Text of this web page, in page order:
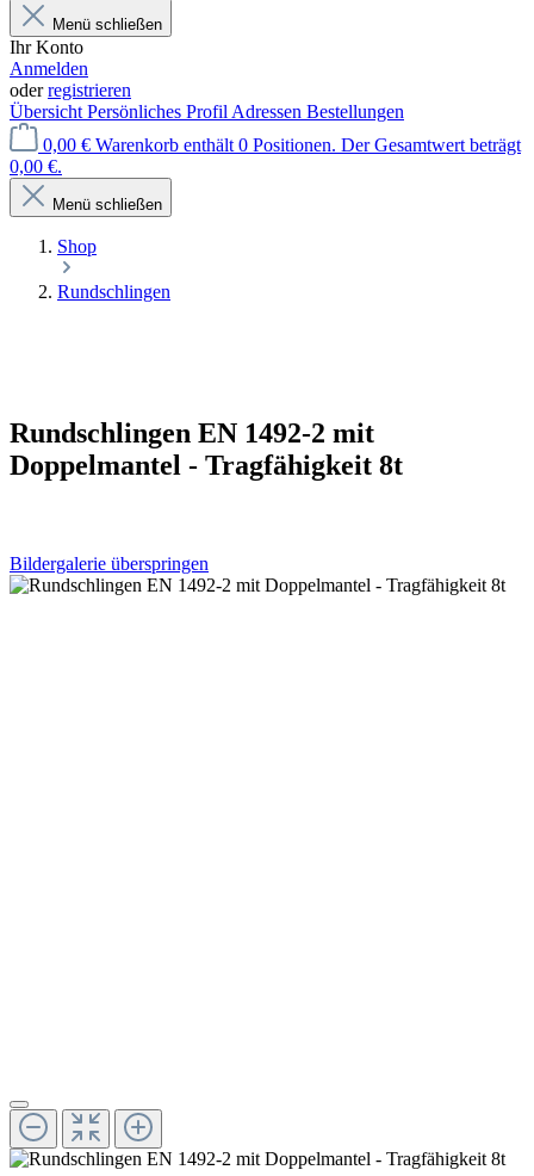
Menü schließen
Ihr Konto
Anmelden
oderregistrieren
Übersicht Persönliches Profil Adressen Bestellungen
0,00 € Warenkorb enthält 0 Positionen. Der Gesamtwert beträgt
0,00 €.
Menü schließen
Shop
Rundschlingen
Rundschlingen EN 1492-2 mit
Doppelmantel - Tragfähigkeit 8t
Bildergalerie überspringen